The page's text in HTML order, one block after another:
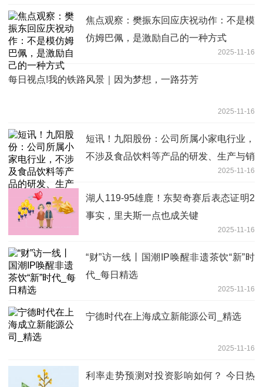
焦点观察：樊振东回应庆祝动作：不是模
仿姆巴佩，是激励自己的一种方式
2025-11-16
每日视点!我的铁路风景｜因为梦想，一路芬芳
2025-11-16
短讯！九阳股份：公司所属小家电行业，
不涉及食品饮料等产品的研发、生产与销
2025-11-16
湖人119-95雄鹿！东契奇赛后表态证明2
事实，里夫斯一点也成关键
2025-11-16
“财”访一线丨国潮IP唤醒非遗茶饮“新”时
代_每日精选
2025-11-16
宁德时代在上海成立新能源公司_精选
2025-11-16
利率走势预测对投资影响如何？ 今日热